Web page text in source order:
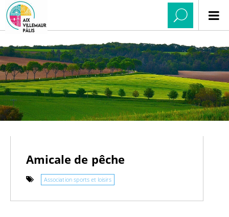
Amicale de pêche
Association sports et loisirs